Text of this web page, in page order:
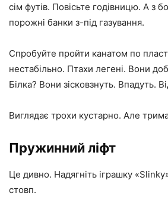
сім футів. Повісьте годівницю. А з
порожні банки з-під газування.
Спробуйте пройти канатом по
нестабільно. Птахи легені. Вони
Білка? Вони зісковзнуть. Впадуть.
Виглядає трохи кустарно. Але
Пружинний ліфт
Це дивно. Надягніть іграшку
стовп.